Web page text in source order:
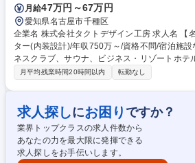
0～1000万/資格不問/宿泊施設や飲食店
月給47万円～67万円
愛知県名古屋市千種区
企業名 株式会社タクトデザイン工房 求人名 【名古屋】空間コーディネー
ター(内装設計)/年収750万～/資格不問/宿泊施設など 仕事の内容 フ
ネスクラブ、サウナ、ビジネス・リゾートホテ
ル、飲食店など、多様な商業施設の空間デザイ
設計■クライアント/商業施設との打ち合わせ･
合わせ･計画表の作成■協力会社や職人との連携
【クライアント実績】■年間案件数:約100件、
ら施工まで一貫して手がける案件：約80％■工
並行案件数：3件程度 ※直行直帰OK 募集職種 【名古屋】空間コーディネ
ーター(内装設計)/年収750万～/資格不問/宿泊施
月平均残業時間20時間以内 転勤なし
求人探しにお困り ですか？
業界トップクラスの求人件数から
あなたの力を最大限に発揮できる
求人探しをお手伝いします。